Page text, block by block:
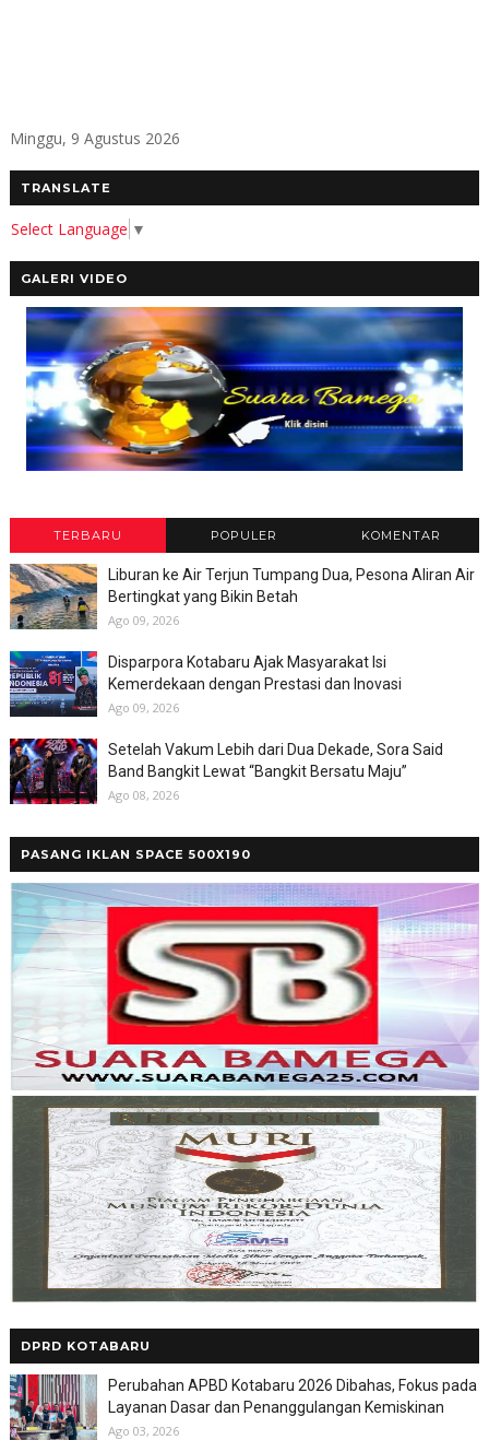
Minggu, 9 Agustus 2026
TRANSLATE
Select Language ▼
GALERI VIDEO
TERBARU POPULER KOMENTAR
Liburan ke Air Terjun Tumpang Dua, Pesona Aliran Air
Bertingkat yang Bikin Betah
Ago 09, 2026
Disparpora Kotabaru Ajak Masyarakat Isi
Kemerdekaan dengan Prestasi dan Inovasi
Ago 09, 2026
Setelah Vakum Lebih dari Dua Dekade, Sora Said
Band Bangkit Lewat “Bangkit Bersatu Maju”
Ago 08, 2026
PASANG IKLAN SPACE 500X190
DPRD KOTABARU
Perubahan APBD Kotabaru 2026 Dibahas, Fokus pada
Layanan Dasar dan Penanggulangan Kemiskinan
Ago 03, 2026